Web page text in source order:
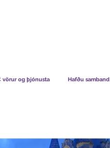
vörur og þjónusta Hafðu samband